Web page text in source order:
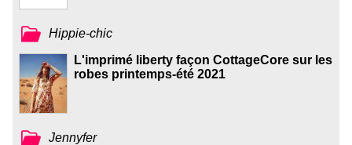
Hippie-chic
L'imprimé liberty façon CottageCore sur les
robes printemps-été 2021
Jennyfer